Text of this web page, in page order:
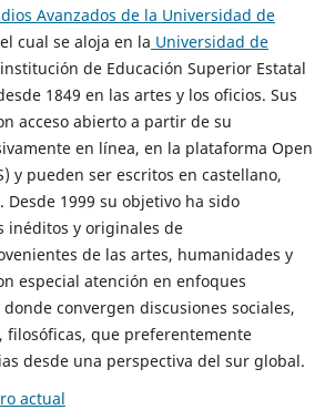
Avanzados de la Universidad de
cual se aloja en la Universidad de
de Educación Superior Estatal
1849 en las artes y los oficios. Sus
acceso abierto a partir de su
en línea, en la plataforma Open
y pueden ser escritos en castellano,
1999 su objetivo ha sido
y originales de
de las artes, humanidades y
especial atención en enfoques
convergen discusiones sociales,
filosóficas, que preferentemente
desde una perspectiva del sur global.
actual